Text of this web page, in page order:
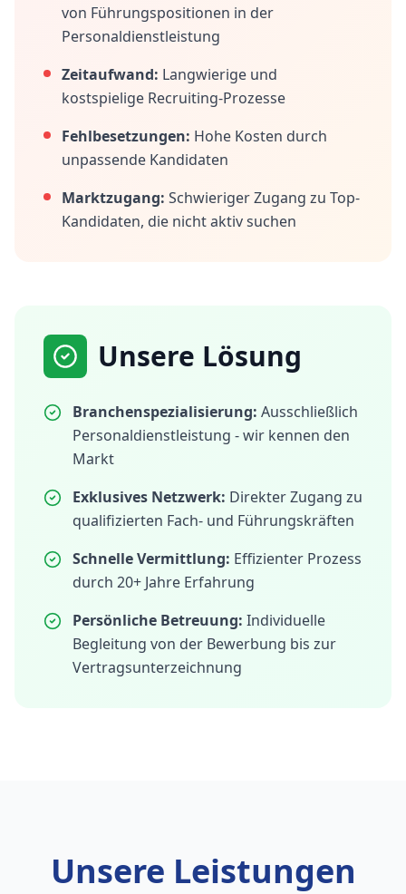
von Führungspositionen in der
Personaldienstleistung
Zeitaufwand: Langwierige und
kostspielige Recruiting-Prozesse
Fehlbesetzungen: Hohe Kosten durch
unpassende Kandidaten
Marktzugang: Schwieriger Zugang zu Top-
Kandidaten, die nicht aktiv suchen
Unsere Lösung
Branchenspezialisierung: Ausschließlich
Personaldienstleistung - wir kennen den
Markt
Exklusives Netzwerk: Direkter Zugang zu
qualifizierten Fach- und Führungskräften
Schnelle Vermittlung: Effizienter Prozess
durch 20+ Jahre Erfahrung
Persönliche Betreuung: Individuelle
Begleitung von der Bewerbung bis zur
Vertragsunterzeichnung
Unsere Leistungen